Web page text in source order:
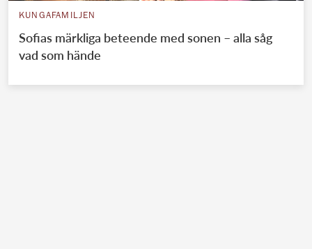
KUNGAFAMILJEN
Sofias märkliga beteende med sonen – alla såg
vad som hände